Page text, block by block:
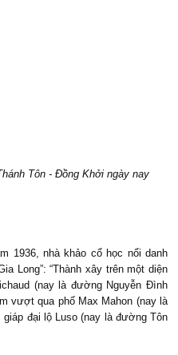
Tôn - Đồng Khởi ngày nay
1936, nhà khảo cổ học nổi danh
Long”: “Thành xây trên một diện
(nay là đường Nguyễn Đình
vượt qua phố Max Mahon (nay là
đại lộ Luso (nay là đường Tôn